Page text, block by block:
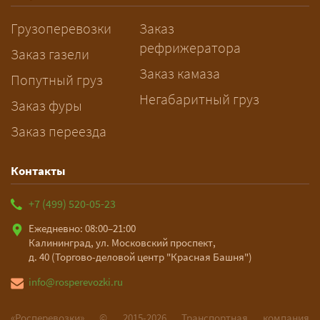
заблаговременно — логист
рассчитает маршрут и запустит
подготовку документов.
Грузоперевозки
Заказ газели
Попутный груз
Заказ фуры
Заказ переезда
Заказ
рефрижератора
Заказ камаза
Негабаритный груз
Контакты
+7 (499) 520-05-23
Ежедневно: 08:00–21:00
Калининград, ул. Московский проспект,
д. 40 (Торгово-деловой центр "Красная Башня")
info@rosperevozki.ru